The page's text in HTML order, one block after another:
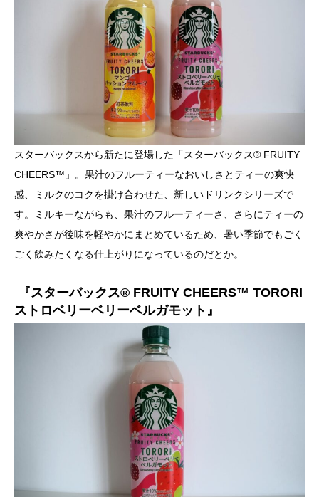
スターバックスから新たに登場した「スターバックス® FRUITY
CHEERS™」。果汁のフルーティーなおいしさとティーの爽快
感、ミルクのコクを掛け合わせた、新しいドリンクシリーズで
す。ミルキーながらも、果汁のフルーティーさ、さらにティーの
爽やかさが後味を軽やかにまとめているため、暑い季節でもごく
ごく飲みたくなる仕上がりになっているのだとか。
『スターバックス® FRUITY CHEERS™ TORORI
ストロベリーベリーベルガモット』